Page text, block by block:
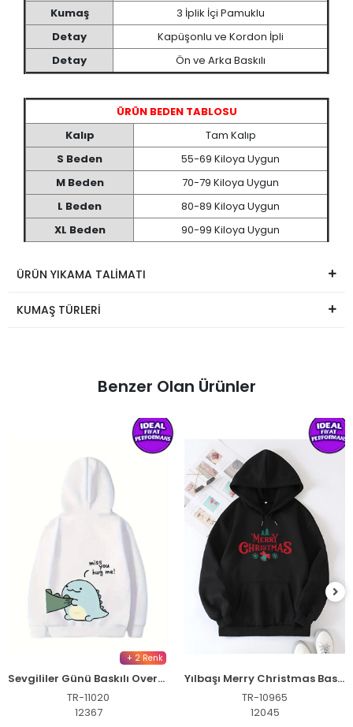
Kumaş
3 İplik İçi Pamuklu
Detay
Kapüşonlu ve Kordon İpli
Detay
Ön ve Arka Baskılı
ÜRÜN BEDEN TABLOSU
Kalıp
Tam Kalıp
S Beden
55-69 Kiloya Uygun
M Beden
70-79 Kiloya Uygun
L Beden
80-89 Kiloya Uygun
XL Beden
90-99 Kiloya Uygun
ÜRÜN YIKAMA TALİMATI
KUMAŞ TÜRLERİ
Benzer Olan Ürünler
+ 2 Renk
Sevgililer Günü Baskılı Oversize Kapüşonlu Sweatshirt Hoodie - Beyaz
TR-11020
12367
Yılbaşı Merry Christmas Baskılı Oversize Kapüşonlu Sweatshirt Hoodie - Siyah
TR-10965
12045